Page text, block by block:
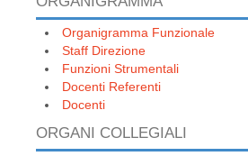
Organigramma Funzionale
Staff Direzione
Funzioni Strumentali
Docenti Referenti
Docenti
ORGANI COLLEGIALI